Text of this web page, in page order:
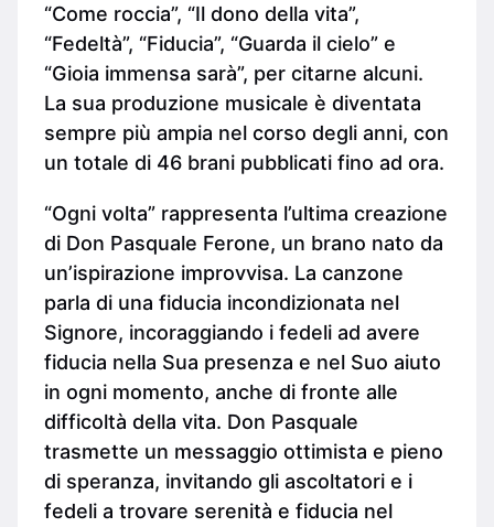
“Come roccia”, “Il dono della vita”,
“Fedeltà”, “Fiducia”, “Guarda il cielo” e
“Gioia immensa sarà”, per citarne alcuni.
La sua produzione musicale è diventata
sempre più ampia nel corso degli anni, con
un totale di 46 brani pubblicati fino ad ora.
“Ogni volta” rappresenta l’ultima creazione
di Don Pasquale Ferone, un brano nato da
un’ispirazione improvvisa. La canzone
parla di una fiducia incondizionata nel
Signore, incoraggiando i fedeli ad avere
fiducia nella Sua presenza e nel Suo aiuto
in ogni momento, anche di fronte alle
difficoltà della vita. Don Pasquale
trasmette un messaggio ottimista e pieno
di speranza, invitando gli ascoltatori e i
fedeli a trovare serenità e fiducia nel